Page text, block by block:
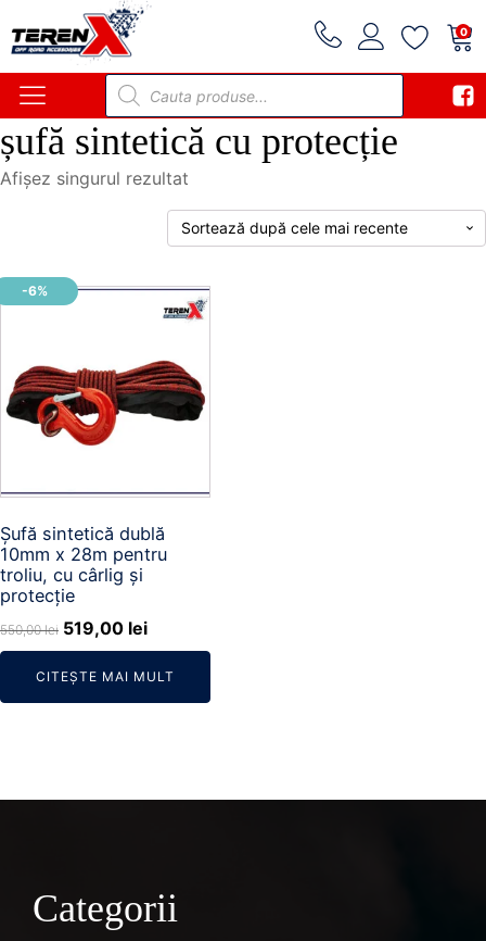
0
Products
search
șufă sintetică cu protecție
Afișez singurul rezultat
-6%
Șufă sintetică dublă
10mm x 28m pentru
troliu, cu cârlig și
protecție
550,00lei Prețul
inițial
a
fost:
519,00 leiPrețul
curent
este:
519,00 lei.
CITEȘTE MAI MULT
Categorii